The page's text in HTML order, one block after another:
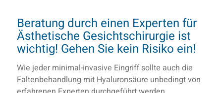
Beratung durch einen Experten für
Ästhetische Gesichtschirurgie ist
wichtig! Gehen Sie kein Risiko ein!
Wie jeder minimal-invasive Eingriff sollte auch die
Faltenbehandlung mit Hyaluronsäure unbedingt von